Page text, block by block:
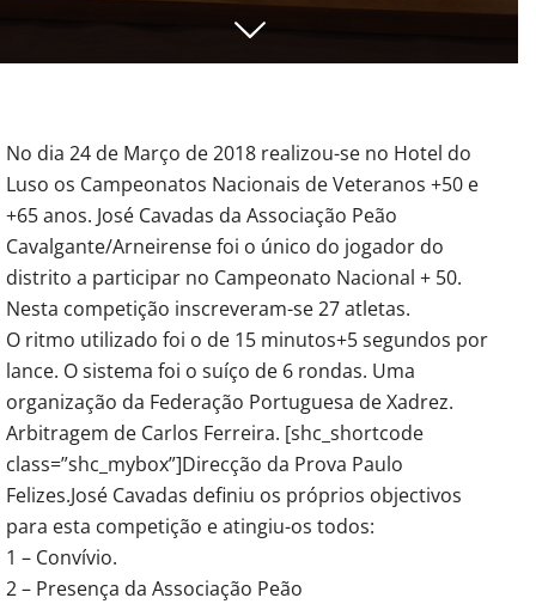
No dia 24 de Março de 2018 realizou-se no Hotel do
Luso os Campeonatos Nacionais de Veteranos +50 e
+65 anos. José Cavadas da Associação Peão
Cavalgante/Arneirense foi o único do jogador do
distrito a participar no Campeonato Nacional + 50.
Nesta competição inscreveram-se 27 atletas.
O ritmo utilizado foi o de 15 minutos+5 segundos por
lance. O sistema foi o suíço de 6 rondas. Uma
organização da Federação Portuguesa de Xadrez.
Arbitragem de Carlos Ferreira. [shc_shortcode
class=”shc_mybox”]Direcção da Prova Paulo
Felizes.José Cavadas definiu os próprios objectivos
para esta competição e atingiu-os todos:
1 – Convívio.
2 – Presença da Associação Peão